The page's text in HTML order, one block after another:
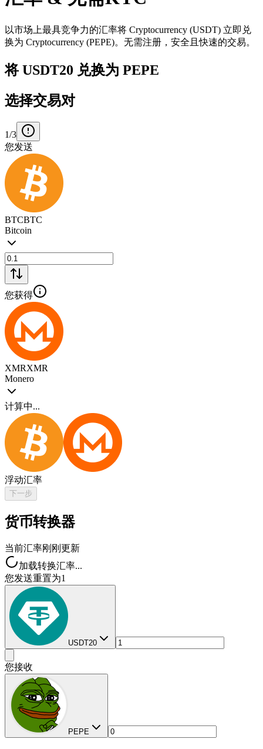
以市场上最具竞争力的汇率将 Cryptocurrency (USDT) 立即兑
换为 Cryptocurrency (PEPE)。无需注册，安全且快速的交易。
将 USDT20 兑换为 PEPE
选择交易对
1/3
您发送
BTCBTC
Bitcoin
您获得
XMRXMR
Monero
计算中...
浮动汇率
下一步
货币转换器
当前汇率刚刚更新
加载转换汇率...
您发送重置为1
USDT20
您接收
PEPE